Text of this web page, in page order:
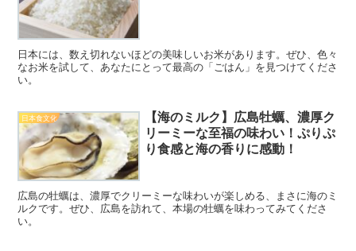
日本には、数え切れないほどの美味しいお米があります。ぜひ、色々
なお米を試して、あなたにとって最高の「ごはん」を見つけてくださ
い。
日本食文化
【海のミルク】広島牡蠣、濃厚ク
リーミーな至福の味わい！ぷりぷ
り食感と海の香りに感動！
広島の牡蠣は、濃厚でクリーミーな味わいが楽しめる、まさに海のミ
ルクです。ぜひ、広島を訪れて、本場の牡蠣を味わってみてくださ
い。